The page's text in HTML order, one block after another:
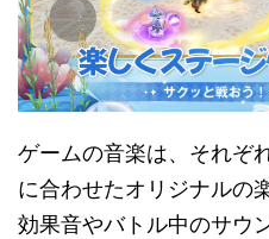
ゲームの音楽は、それぞ
に合わせたオリジナルの
効果音やバトル中のサウ